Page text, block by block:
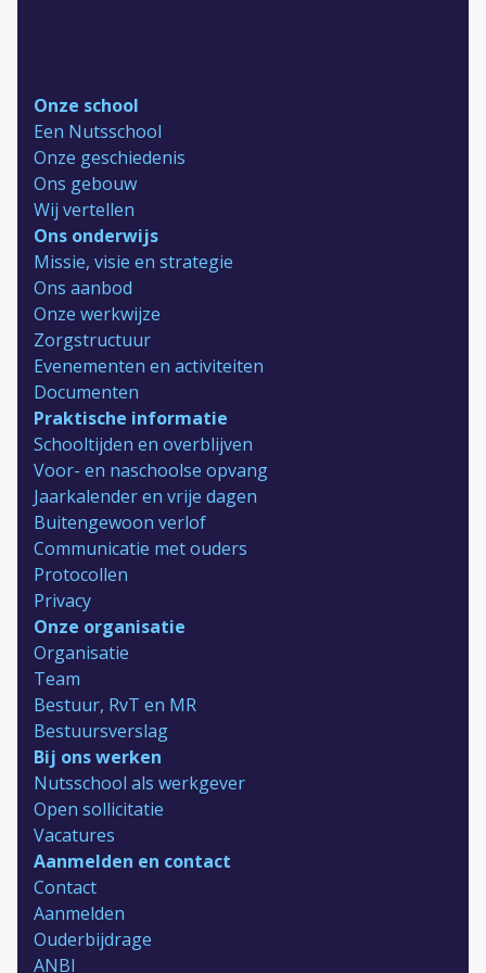
Reünie 75 jaar
Onze school
Een Nutsschool
Onze geschiedenis
Ons gebouw
Wij vertellen
Ons onderwijs
Missie, visie en strategie
Ons aanbod
Onze werkwijze
Zorgstructuur
Evenementen en activiteiten
Documenten
Praktische informatie
Schooltijden en overblijven
Voor- en naschoolse opvang
Jaarkalender en vrije dagen
Buitengewoon verlof
Communicatie met ouders
Protocollen
Privacy
Onze organisatie
Organisatie
Team
Bestuur, RvT en MR
Bestuursverslag
Bij ons werken
Nutsschool als werkgever
Open sollicitatie
Vacatures
Aanmelden en contact
Contact
Aanmelden
Ouderbijdrage
ANBI